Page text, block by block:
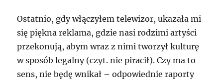
Ostatnio, gdy włączyłem telewizor, ukazała mi
się piękna reklama, gdzie nasi rodzimi artyści
przekonują, abym wraz z nimi tworzył kulturę
w sposób legalny (czyt. nie piracił). Czy ma to
sens, nie będę wnikał – odpowiednie raporty